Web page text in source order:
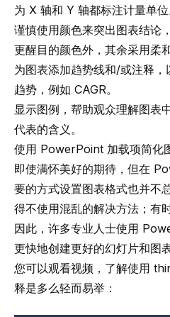
为 X 轴和 Y 轴都标注计量单位
谨慎使用颜色来突出图表结论
更醒目的颜色外，其余采用柔和
为图表添加趋势线和/或注释
趋势，例如 CAGR。
显示图例，帮助观众理解图表
代表的含义。
使用 PowerPoint 加载项简化
即使满怀美好的期待，但在
要的方式设置图表格式也并不
得不使用混乱的解决方法；有
因此，许多专业人士使用
更快地创建更好的幻灯片和图表
您可以观看视频，了解使用
释是多么轻而易举：